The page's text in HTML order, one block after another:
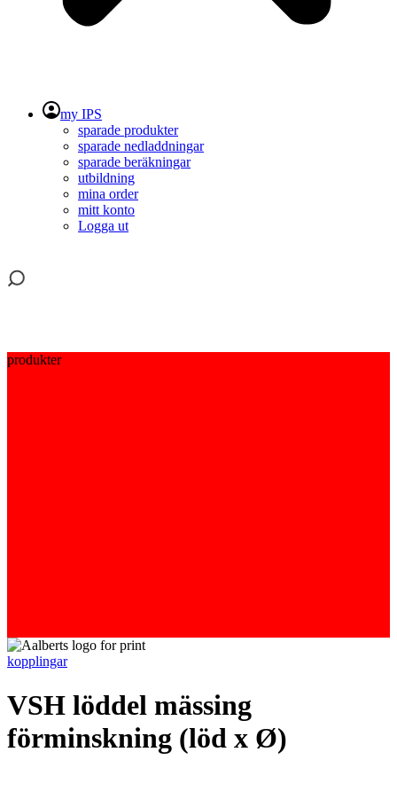
my IPS
sparade produkter
sparade nedladdningar
sparade beräkningar
utbildning
mina order
mitt konto
Logga ut
produkter
kopplingar
VSH löddel mässing
förminskning (löd x Ø)